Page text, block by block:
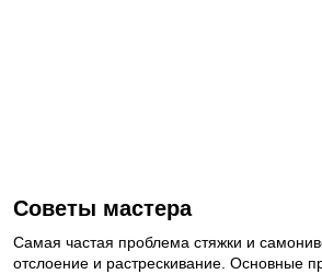
Советы мастера
Самая частая проблема стяжки и
отслоение и растрескивание. Основные